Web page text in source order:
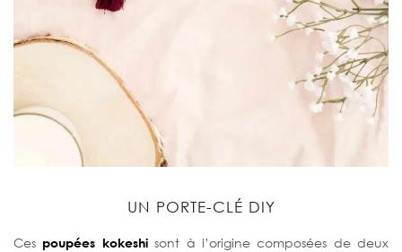
UN PORTE-CLÉ DIY
Ces poupées kokeshisont à l’origine composées de deux